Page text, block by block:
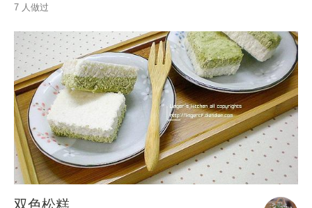
7 人做过
双色松糕